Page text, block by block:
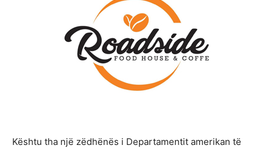
Kështu tha një zëdhënës i Departamentit amerikan të